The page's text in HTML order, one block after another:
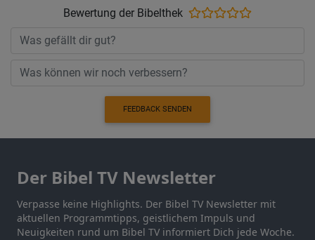
Bewertung der Bibelthek
FEEDBACK SENDEN
Der Bibel TV Newsletter
Verpasse keine Highlights. Der Bibel TV Newsletter mit
aktuellen Programmtipps, geistlichem Impuls und
Neuigkeiten rund um Bibel TV informiert Dich jede Woche.